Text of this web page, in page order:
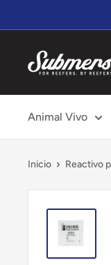
directamente
contenido
Submersa
Animal Vivo
Inicio Reactivo